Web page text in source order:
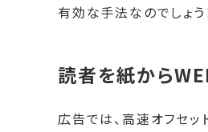
有効な手法なのでしょう
読者を紙から
広告では、高速オフセッ